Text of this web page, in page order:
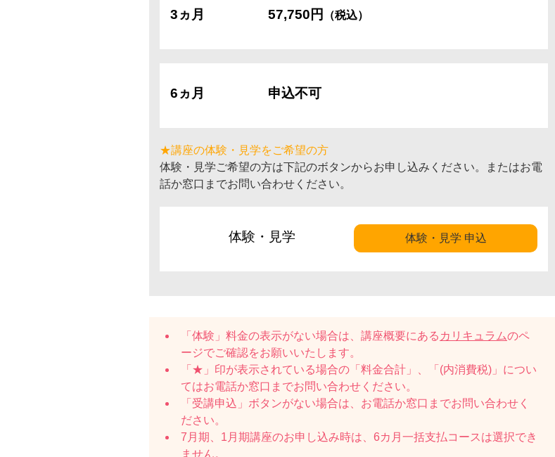
3ヵ月 57,750円 （税込）
6ヵ月 申込不可
★講座の体験・見学をご希望の方
体験・見学ご希望の方は下記のボタンからお申し込みください。またはお電
話か窓口までお問い合わせください。
体験・見学 体験・見学 申込
「体験」料金の表示がない場合は、講座概要にある カリキュラムのペ
ージでご確認をお願いいたします。
「★」印が表示されている場合の「料金合計」、「(内消費税)」につい
てはお電話か窓口までお問い合わせください。
「受講申込」ボタンがない場合は、お電話か窓口までお問い合わせく
ださい。
7月期、1月期講座のお申し込み時は、6カ月一括支払コースは選択でき
ません。